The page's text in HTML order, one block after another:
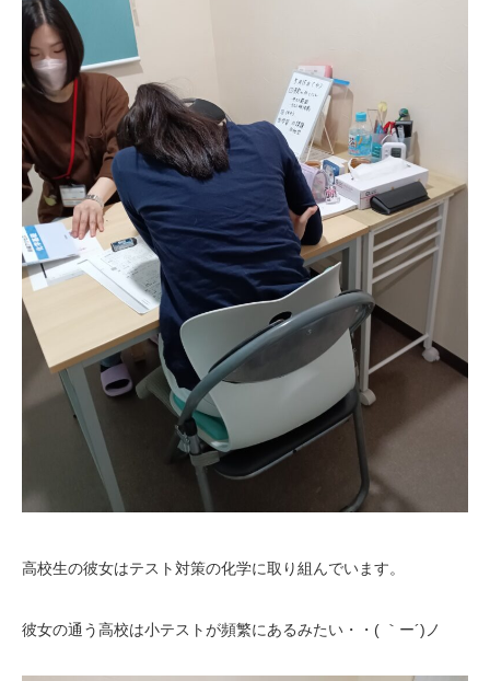
高校生の彼女はテスト対策の化学に取り組んでいます。
彼女の通う高校は小テストが頻繁にあるみたい・・( ｀ー´)ノ